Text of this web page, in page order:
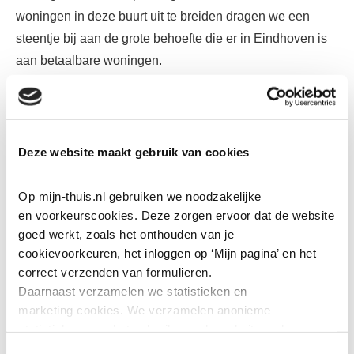
Deze website maakt gebruik van cookies
Op mijn-thuis.nl gebruiken we noodzakelijke
en voorkeurscookies. Deze zorgen ervoor dat de website
goed werkt, zoals het onthouden van je
cookievoorkeuren, het inloggen op ‘Mijn pagina’ en het
correct verzenden van formulieren.
Daarnaast verzamelen we statistieken en
marketing cookies. We verzamelen anonieme
woningen in deze buurt uit te breiden dragen we een
steentje bij aan de grote behoefte die er in Eindhoven is
aan betaalbare woningen.
Een wijk met 453 woningen, deels sociale, deels
middeldure huur en koop van ’thuis, Sint Trudo en
autoluw met grote, groene, openbare ruimtes en
betaalbare, duurzame woningen. Toen we begonnen met
de nieuwbouw waren we de tijd voor en hebben destijds
al gekozen voor woningen zonder gasaansluiting. Het
grootste deel van de woningen is aangesloten op een
WKO (Warmte Koude Opslag) systeem. Dat betekent dat